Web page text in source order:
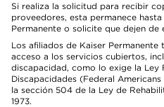
Si realiza la solicitud para recibir
proveedores, esta permanece
Permanente o solicite que dejen de
Los afiliados de Kaiser
acceso a los servicios cubiertos,
discapacidad, como lo exige la Ley
Discapacidades (Federal
la sección 504 de la Ley de
1973.